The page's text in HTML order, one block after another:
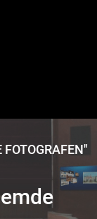
FOTOGRAFEN"